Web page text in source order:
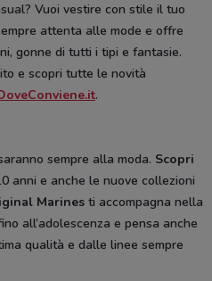
Vuoi vestire con stile il tuo
attenta alle mode e offre
gonne di tutti i tipi e fantasie.
e scopri tutte le novità
.
sempre alla moda. Scopri
anni e anche le nuove collezioni
Marines ti accompagna nella
all’adolescenza e pensa anche
qualità e dalle linee sempre